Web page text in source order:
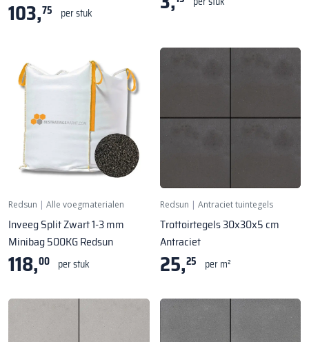
103,75 per stuk
Redsun | Alle voegmaterialen
Inveeg Split Zwart 1-3 mm
Minibag 500KG Redsun
118,00 per stuk
Redsun | Antraciet tuintegels
Trottoirtegels 30x30x5 cm
Antraciet
25,25 per m²